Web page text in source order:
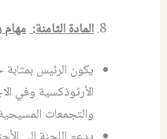
المادة الثامنة:مهام
يكون الرئيس
الأرثوذكسية وفي
والتجمعات